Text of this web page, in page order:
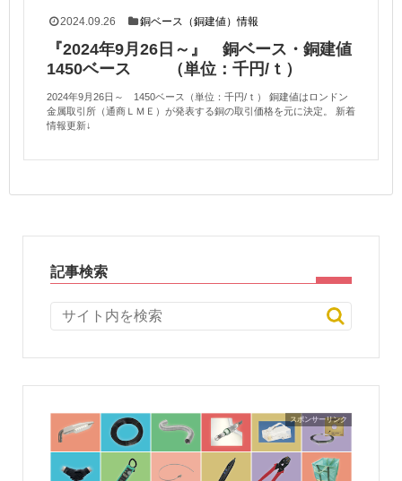
2024.09.26 銅ベース（銅建値）情報
『2024年9月26日～』 銅ベース・銅建値
1450ベース （単位：千円/ｔ）
2024年9月26日～ 1450ベース（単位：千円/ｔ） 銅建値はロンドン
金属取引所（通商ＬＭＥ）が発表する銅の取引価格を元に決定。 新着
情報更新↓
記事検索